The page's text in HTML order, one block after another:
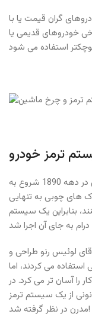
گران قیمت یا با
خودروهای قدیمی یا
همه چیز از روزی تغییر کرد که برادران میشلن در دهه 1890 شروع به
های چوبی به تنهایی
بنابراین یک سیستم
در سال 1902 توسط آقای لوئیس رنو طراحی و
می کردند، اما
را آسان تر می کرد. در
از یک سیستم ترمز
مدرن در نظر گرفته شد!